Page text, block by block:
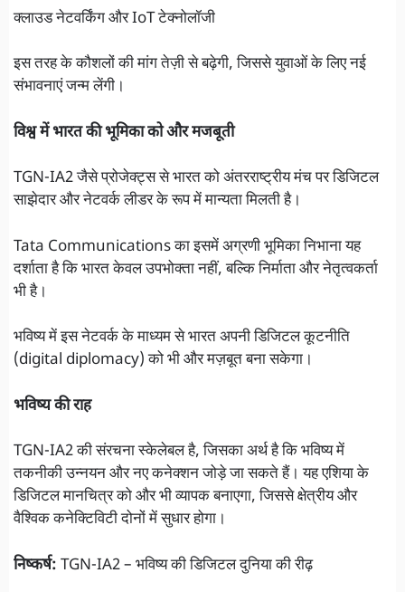
क्लाउड नेटवर्किंग और IoT टेक्नोलॉजी
इस तरह के कौशलों की मांग तेज़ी से बढ़ेगी, जिससे युवाओं के लिए नई
संभावनाएं जन्म लेंगी।
विश्व में भारत की भूमिका को और मजबूती
TGN-IA2 जैसे प्रोजेक्ट्स से भारत को अंतरराष्ट्रीय मंच पर डिजिटल
साझेदार और नेटवर्क लीडर के रूप में मान्यता मिलती है।
Tata Communications का इसमें अग्रणी भूमिका निभाना यह
दर्शाता है कि भारत केवल उपभोक्ता नहीं, बल्कि निर्माता और नेतृत्वकर्ता
भी है।
भविष्य में इस नेटवर्क के माध्यम से भारत अपनी डिजिटल कूटनीति
(digital diplomacy) को भी और मज़बूत बना सकेगा।
भविष्य की राह
TGN-IA2 की संरचना स्केलेबल है, जिसका अर्थ है कि भविष्य में
तकनीकी उन्नयन और नए कनेक्शन जोड़े जा सकते हैं। यह एशिया के
डिजिटल मानचित्र को और भी व्यापक बनाएगा, जिससे क्षेत्रीय और
वैश्विक कनेक्टिविटी दोनों में सुधार होगा।
निष्कर्ष: TGN-IA2 – भविष्य की डिजिटल दुनिया की रीढ़